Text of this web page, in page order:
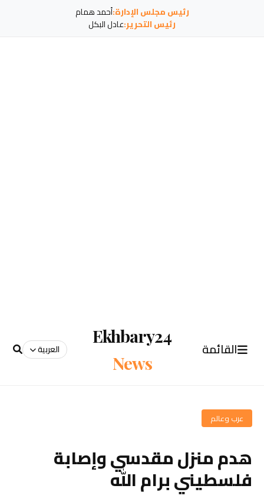
رئيس مجلس الإدارة:أحمد همام
رئيس التحرير:عادل البكل
القائمة
Ekhbary24
News
العربية
عرب وعالم
هدم منزل مقدسي وإصابة
فلسطيني برام الله